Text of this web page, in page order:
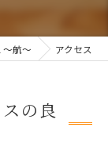
～航～ アクセス
の良